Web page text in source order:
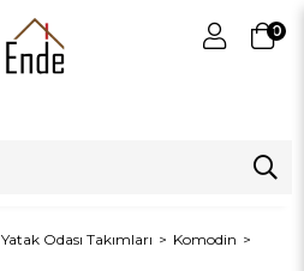
0
Yatak Odası Takımları Komodin